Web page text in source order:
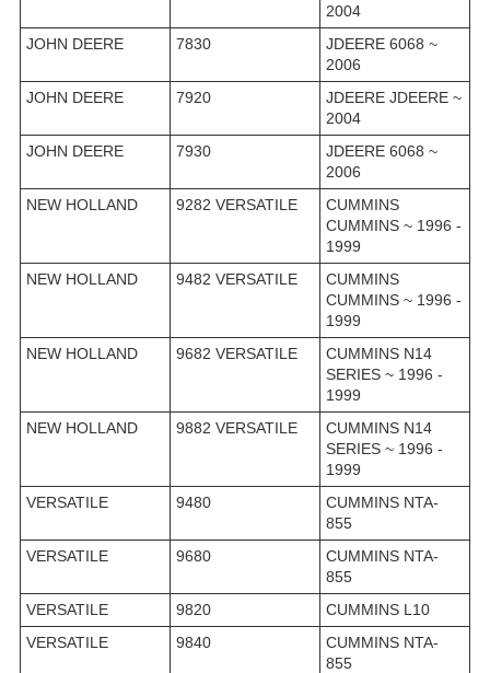
2004
JOHN DEERE
7830
JDEERE 6068 ~
2006
JOHN DEERE
7920
JDEERE JDEERE ~
2004
JOHN DEERE
7930
JDEERE 6068 ~
2006
NEW HOLLAND
9282 VERSATILE
CUMMINS
CUMMINS ~ 1996 -
1999
NEW HOLLAND
9482 VERSATILE
CUMMINS
CUMMINS ~ 1996 -
1999
NEW HOLLAND
9682 VERSATILE
CUMMINS N14
SERIES ~ 1996 -
1999
NEW HOLLAND
9882 VERSATILE
CUMMINS N14
SERIES ~ 1996 -
1999
VERSATILE
9480
CUMMINS NTA-
855
VERSATILE
9680
CUMMINS NTA-
855
VERSATILE
9820
CUMMINS L10
VERSATILE
9840
CUMMINS NTA-
855